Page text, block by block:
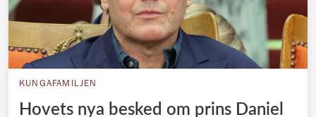
KUNGAFAMILJEN
Hovets nya besked om prins Daniel